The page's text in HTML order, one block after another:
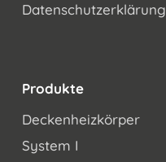
Datenschutzerklärung
Produkte
Deckenheizkörper
System I